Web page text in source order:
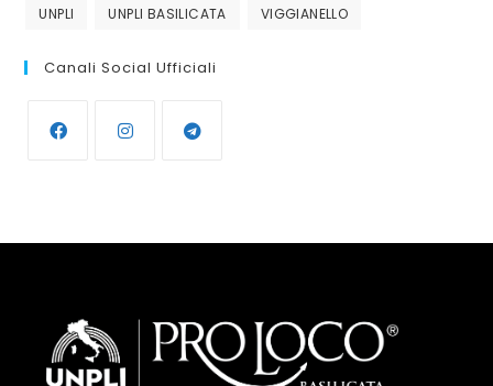
UNPLI UNPLI BASILICATA VIGGIANELLO
Canali Social Ufficiali